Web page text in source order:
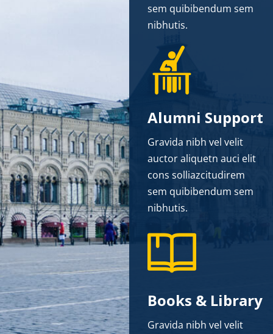
sem quibibendum sem
nibhutis.
Alumni Support
Gravida nibh vel velit
auctor aliquetn auci elit
cons solliazcitudirem
sem quibibendum sem
nibhutis.
Books & Library
Gravida nibh vel velit